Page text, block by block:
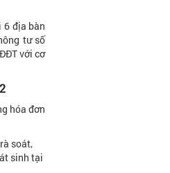
6 địa bàn
tư số
với cơ
hóa đơn
soát,
sinh tại